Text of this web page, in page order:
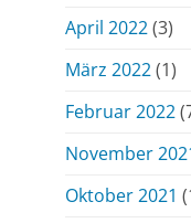
April 2022(3)
März 2022(1)
Februar 2022
November
Oktober 2021